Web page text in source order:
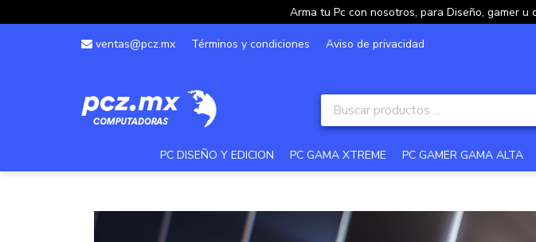
Arma tu Pc con nosotros, para Diseño, gamer
Categorías
Crear una cuenta
ventas@pcz.mx Términos y condiciones Aviso de privacidad
PC DISEÑO Y EDICION PC GAMA XTREME PC GAMER GAMA ALTA